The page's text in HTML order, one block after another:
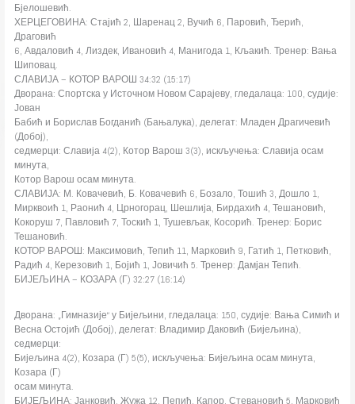
Бјелошевић.
ХЕРЦЕГОВИНА: Стајић 2, Шаренац 2, Вучић 6, Паровић, Ђерић,
Драговић
6, Авдаловић 4, Лиздек, Ивановић 4, Манигода 1, Кљакић. Тренер: Вања
Шиповац.
СЛАВИЈА – КОТОР ВАРОШ 34:32 (15:17)
Дворана: Спортска у Источном Новом Сарајеву, гледалаца: 100, судије:
Јован
Бабић и Борислав Богданић (Бањалука), делегат: Младен Драгичевић
(Добој),
седмерци: Славија 4(2), Котор Варош 3(3), искључења: Славија осам
минута,
Котор Варош осам минута.
СЛАВИЈА: М. Ковачевић, Б. Ковачевић 6, Бозало, Тошић 3, Дошло 1,
Мирквоић 1, Раонић 4, Црногорац, Шешлија, Бирдахић 4, Тешановић,
Кокоруш 7, Павловић 7, Тоскић 1, Тушевљак, Косорић. Тренер: Борис
Тешановић.
КОТОР ВАРОШ: Максимовић, Тепић 11, Марковић 9, Гатић 1, Петковић,
Радић 4, Керезовић 1, Бојић 1, Јовичић 5. Тренер: Дамјан Тепић.
БИЈЕЉИНА – КОЗАРА (Г) 32:27 (16:14)
Дворана: „Гимназије“ у Бијељини, гледалаца: 150, судије: Вања Симић и
Весна Остојић (Добој), делегат: Владимир Даковић (Бијељина),
седмерци:
Бијељина 4(2), Козара (Г) 5(5), искључења: Бијељина осам минута,
Козара (Г)
осам минута.
БИЈЕЉИНА: Јанковић, Жужа 12, Пепић, Капор, Стевановић 5, Марковић